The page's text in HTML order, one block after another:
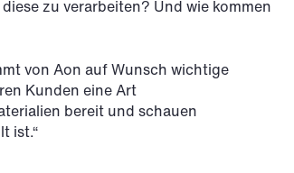
zu verarbeiten? Und wie kommen
von Aon auf Wunsch wichtige
Kunden eine Art
bereit und schauen
ist.“